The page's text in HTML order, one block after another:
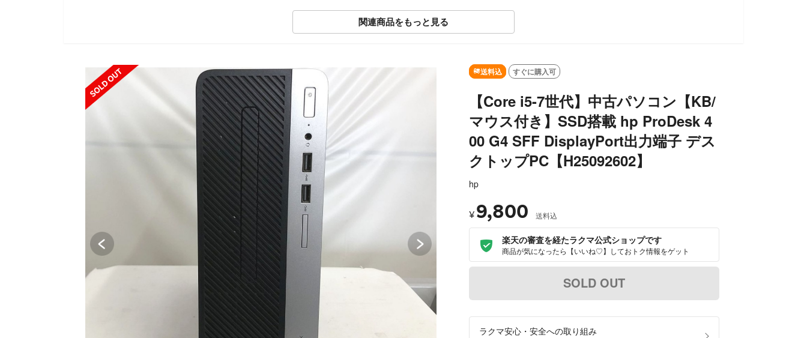
関連商品をもっと見る
SOLD OUT
送料込 すぐに購入可
【Core i5-7世代】中古パソコン【KB/
マウス付き】SSD搭載 hp ProDesk 4
00 G4 SFF DisplayPort出力端子 デス
クトップPC【H25092602】
hp
¥ 9,800 送料込
楽天の審査を経たラクマ公式ショップです
商品が気になったら【いいね♡】しておトク情報をゲット
SOLD OUT
ラクマ安心・安全への取り組み